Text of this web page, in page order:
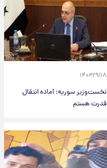
۱۴۰۳/۹/۱۸
نخست‌وزیر سوریه: آماده انتقال
قدرت هستم